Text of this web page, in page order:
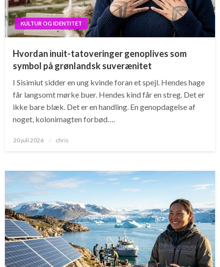
KULTUR OG IDENTITET
Hvordan inuit-tatoveringer genoplives som
symbol på grønlandsk suverænitet
I Sisimiut sidder en ung kvinde foran et spejl. Hendes hage
får langsomt mørke buer. Hendes kind får en streg. Det er
ikke bare blæk. Det er en handling. En genopdagelse af
noget, kolonimagten forbød….
Posted
20 juli 2026 chris